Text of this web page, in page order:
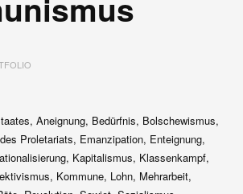
Aneignung, Bedürfnis, Bolschewismus,
Proletariats, Emanzipation, Enteignung,
Kapitalismus, Klassenkampf,
Kommune, Lohn, Mehrarbeit,